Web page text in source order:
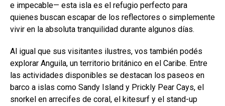
e impecable— esta isla es el refugio perfecto para
quienes buscan escapar de los reflectores o simplemente
vivir en la absoluta tranquilidad durante algunos días.
Al igual que sus visitantes ilustres, vos también podés
explorar Anguila, un territorio británico en el Caribe. Entre
las actividades disponibles se destacan los paseos en
barco a islas como Sandy Island y Prickly Pear Cays, el
snorkel en arrecifes de coral, el kitesurf y el stand-up